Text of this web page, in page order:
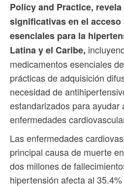
Policy and Practice,
significativas en el
esenciales para la
Latina y el Caribe,
medicamentos esenciales
prácticas de adquisición
necesidad de
estandarizados para ayudar
enfermedades
Las enfermedades
principal causa de muerte
dos millones de
hipertensión afecta al